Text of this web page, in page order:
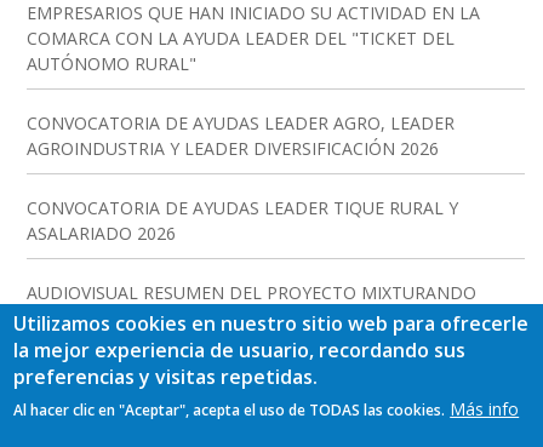
EMPRESARIOS QUE HAN INICIADO SU ACTIVIDAD EN LA
COMARCA CON LA AYUDA LEADER DEL "TICKET DEL
AUTÓNOMO RURAL"
CONVOCATORIA DE AYUDAS LEADER AGRO, LEADER
AGROINDUSTRIA Y LEADER DIVERSIFICACIÓN 2026
CONVOCATORIA DE AYUDAS LEADER TIQUE RURAL Y
ASALARIADO 2026
AUDIOVISUAL RESUMEN DEL PROYECTO MIXTURANDO
Utilizamos cookies en nuestro sitio web para ofrecerle
la mejor experiencia de usuario, recordando sus
preferencias y visitas repetidas.
Al hacer clic en "Aceptar", acepta el uso de TODAS las cookies. Más info